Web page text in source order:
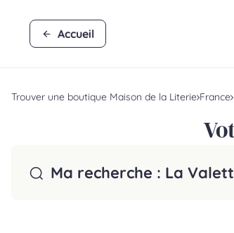
Accueil
Trouver une boutique Maison de la Literie France
Ma recherche : La